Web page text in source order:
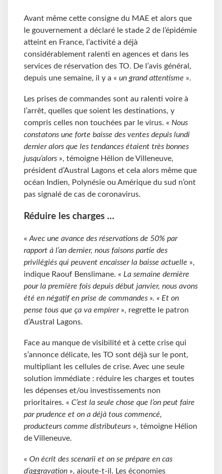
Avant même cette consigne du MAE et alors que
le gouvernement a déclaré le stade 2 de l’épidémie
atteint en France, l’activité a déjà
considérablement ralenti en agences et dans les
services de réservation des TO. De l’avis général,
depuis une semaine, il y a « un grand attentisme ».
Les prises de commandes sont au ralenti voire à
l’arrêt, quelles que soient les destinations, y
compris celles non touchées par le virus. « Nous
constatons une forte baisse des ventes depuis lundi
dernier alors que les tendances étaient très bonnes
jusqu’alors », témoigne Hélion de Villeneuve,
président d’Austral Lagons et cela alors même que
océan Indien, Polynésie ou Amérique du sud n’ont
pas signalé de cas de coronavirus.
Réduire les charges …
«Avec une avance des réservations de 50% par
rapport à l’an dernier, nous faisons partie des
privilégiés qui peuvent encaisser la baisse actuelle »,
indique Raouf Benslimane. « La semaine dernière
pour la première fois depuis début janvier, nous avons
été en négatif en prise de commandes ». « Et on
pense tous que ça va empirer », regrette le patron
d’Austral Lagons.
Face au manque de visibilité et à cette crise qui
s’annonce délicate, les TO sont déjà sur le pont,
multipliant les cellules de crise. Avec une seule
solution immédiate : réduire les charges et toutes
les dépenses et/ou investissements non
prioritaires. « C’est la seule chose que l’on peut faire
par prudence et on a déjà tous commencé,
producteurs comme distributeurs », témoigne Hélion
de Villeneuve.
« On écrit des scenarii et on se prépare en cas
d’aggravation », ajoute-t-il. Les économies